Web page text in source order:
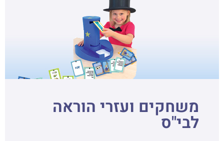
משחקים ועזרי הוראה
לבי"ס